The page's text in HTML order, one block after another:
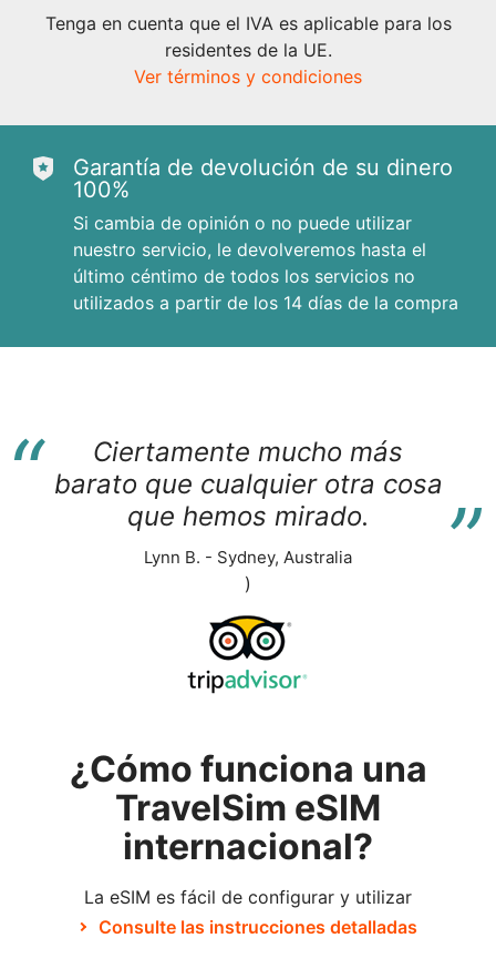
Tenga en cuenta que el IVA es aplicable para los
residentes de la UE.
Ver términos y condiciones
“
Ciertamente mucho más
barato que cualquier otra cosa
que hemos mirado.
“
Lynn B. - Sydney, Australia
)
Garantía de devolución de su dinero
100%
Si cambia de opinión o no puede utilizar
nuestro servicio, le devolveremos hasta el
último céntimo de todos los servicios no
utilizados a partir de los 14 días de la compra
¿Cómo funciona una
TravelSim eSIM
internacional?
La eSIM es fácil de configurar y utilizar
Consulte las instrucciones detalladas